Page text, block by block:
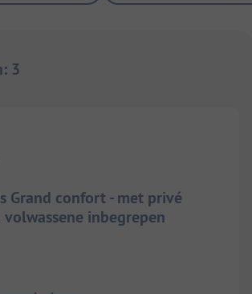
: 3
Grand confort - met privé
inbegrepen